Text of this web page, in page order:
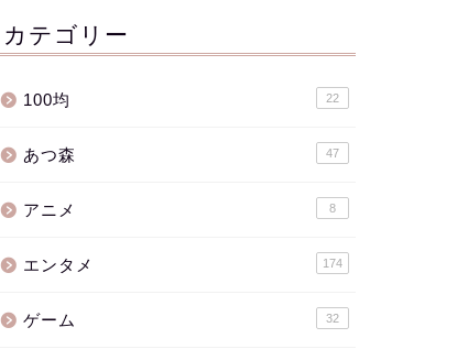
カテゴリー
100均 22
あつ森 47
アニメ 8
エンタメ 174
ゲーム 32